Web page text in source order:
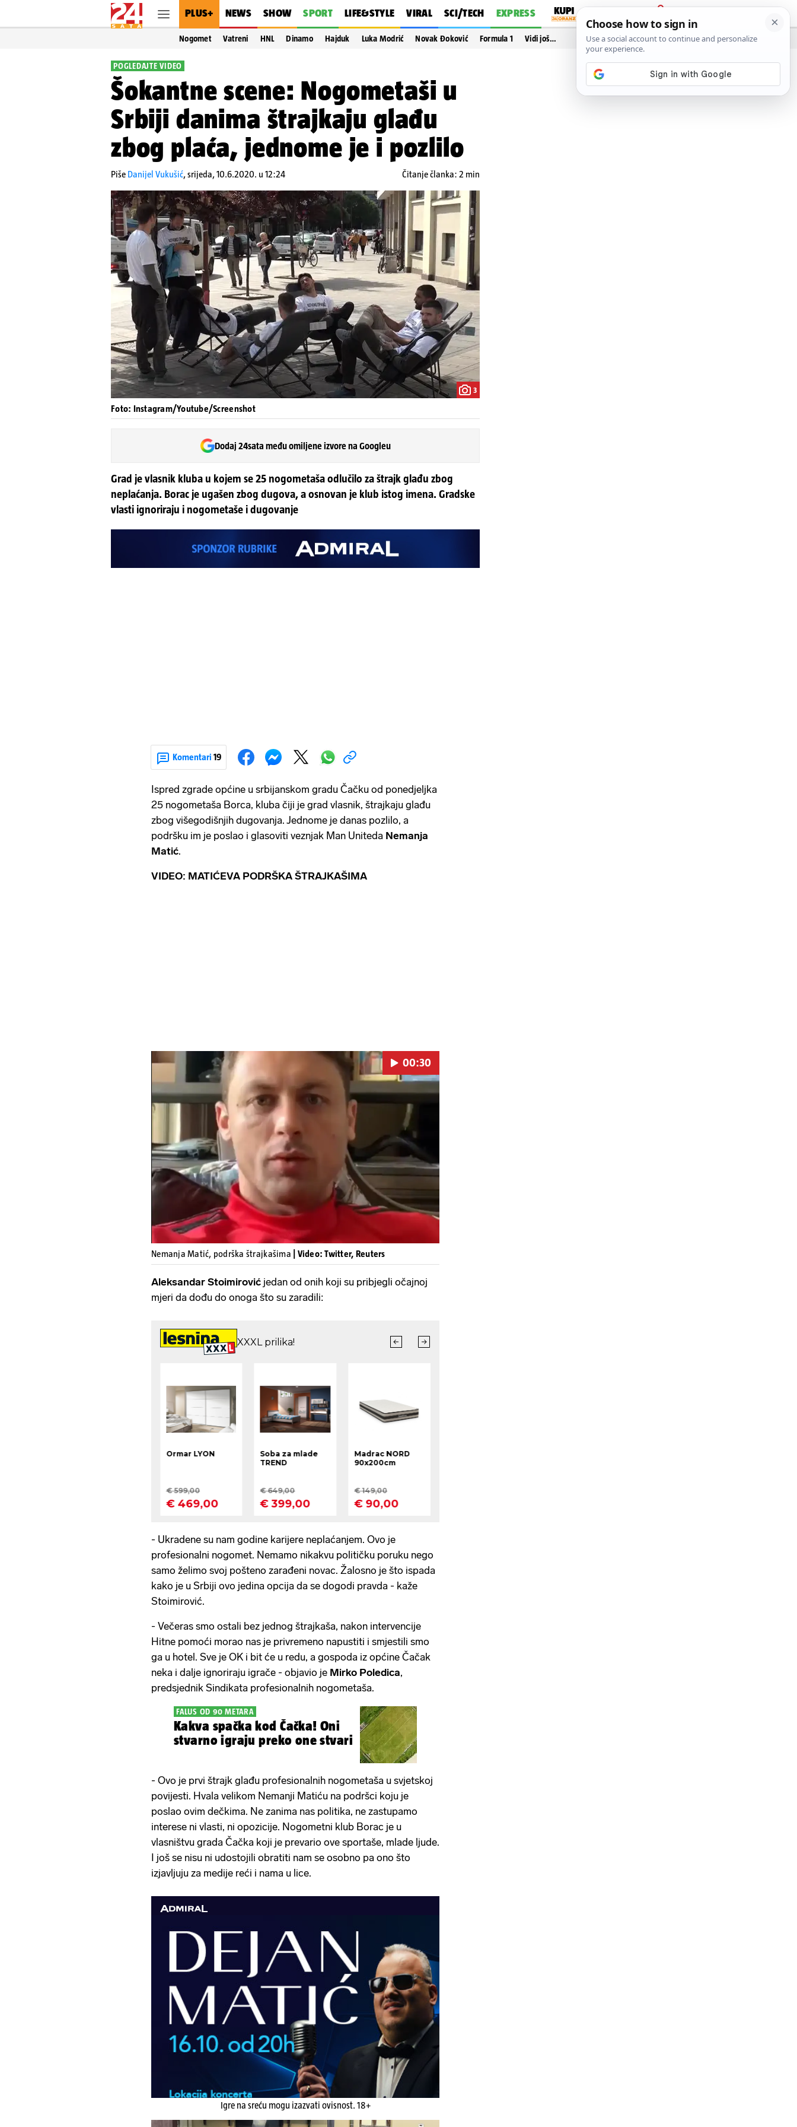
PLUS+ NEWS SHOW SPORT LIFE&STYLE VIRAL SCI/TECH EXPRESS
PRIJAVA
Nogomet Vatreni HNL Dinamo Hajduk Luka Modrić Novak Đoković Formula 1 Vidi još…
POGLEDAJTE VIDEO
Šokantne scene: Nogometaši u
Srbiji danima štrajkaju glađu
zbog plaća, jednome je i pozlilo
Piše Danijel Vukušić,srijeda, 10.6.2020. u 12:24 Čitanje članka: 2 min
3
Foto: Instagram/Youtube/Screenshot
Dodaj 24sata među omiljene izvore na Googleu
Grad je vlasnik kluba u kojem se 25 nogometaša odlučilo za štrajk glađu zbog
neplaćanja. Borac je ugašen zbog dugova, a osnovan je klub istog imena. Gradske
vlasti ignoriraju i nogometaše i dugovanje
Komentari 19
Ispred zgrade općine u srbijanskom gradu Čačku od ponedjeljka
25 nogometaša Borca, kluba čiji je grad vlasnik, štrajkaju glađu
zbog višegodišnjih dugovanja. Jednome je danas pozlilo, a
podršku im je poslao i glasoviti veznjak Man Uniteda Nemanja
Matić.
VIDEO: MATIĆEVA PODRŠKA ŠTRAJKAŠIMA
Pokretanje videa...
00:30
Nemanja Matić, podrška štrajkašima | Video: Twitter, Reuters
Aleksandar Stoimirović jedan od onih koji su pribjegli očajnoj
mjeri da dođu do onoga što su zaradili:
- Ukradene su nam godine karijere neplaćanjem. Ovo je
profesionalni nogomet. Nemamo nikakvu političku poruku nego
samo želimo svoj pošteno zarađeni novac. Žalosno je što ispada
kako je u Srbiji ovo jedina opcija da se dogodi pravda - kaže
Stoimirović.
- Večeras smo ostali bez jednog štrajkaša, nakon intervencije
Hitne pomoći morao nas je privremeno napustiti i smjestili smo
ga u hotel. Sve je OK i bit će u redu, a gospoda iz općine Čačak
neka i dalje ignoriraju igrače - objavio je Mirko Poledica,
predsjednik Sindikata profesionalnih nogometaša.
FALUS OD 90 METARA
Kakva spačka kod Čačka! Oni
stvarno igraju preko one stvari
- Ovo je prvi štrajk glađu profesionalnih nogometaša u svjetskoj
povijesti. Hvala velikom Nemanji Matiću na podršci koju je
poslao ovim dečkima. Ne zanima nas politika, ne zastupamo
interese ni vlasti, ni opozicije. Nogometni klub Borac je u
vlasništvu grada Čačka koji je prevario ove sportaše, mlade ljude.
I još se nisu ni udostojili obratiti nam se osobno pa ono što
izjavljuju za medije reći i nama u lice.
Igre na sreću mogu izazvati ovisnost. 18+